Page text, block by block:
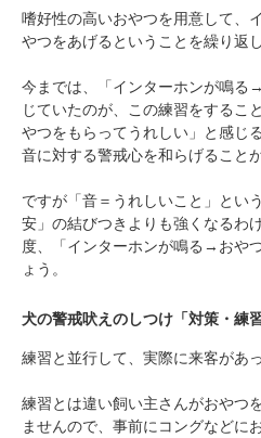
嗜好性の高いおやつを用意して、
やつをあげるということを繰り返し
今までは、「インターホンが鳴る
じていたのが、この練習をする
やつをもらってうれしい」と感じ
音に対する警戒心を和らげること
ですが「音＝うれしいこと」とい
安」の結びつきよりも強くなるわ
度、「インターホンが鳴る→おや
ょう。
犬の警戒吠えのしつけ「対策・練
練習と並行して、実際に来客があ
練習とは違い飼い主さんがおやつ
ませんので、事前にコングなどに